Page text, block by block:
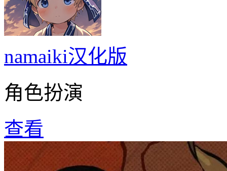
namaiki汉化版
角色扮演
查看